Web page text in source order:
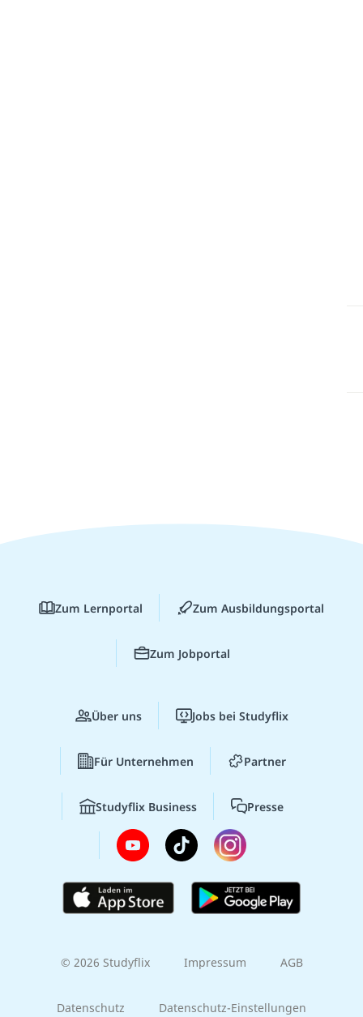
Zum Lernportal Zum Ausbildungsportal
Zum Jobportal
Über uns Jobs bei Studyflix
Für Unternehmen Partner
Studyflix Business Presse
© 2026 Studyflix Impressum AGB
Datenschutz Datenschutz-Einstellungen